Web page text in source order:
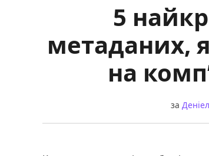
5
метаданих,
на
за